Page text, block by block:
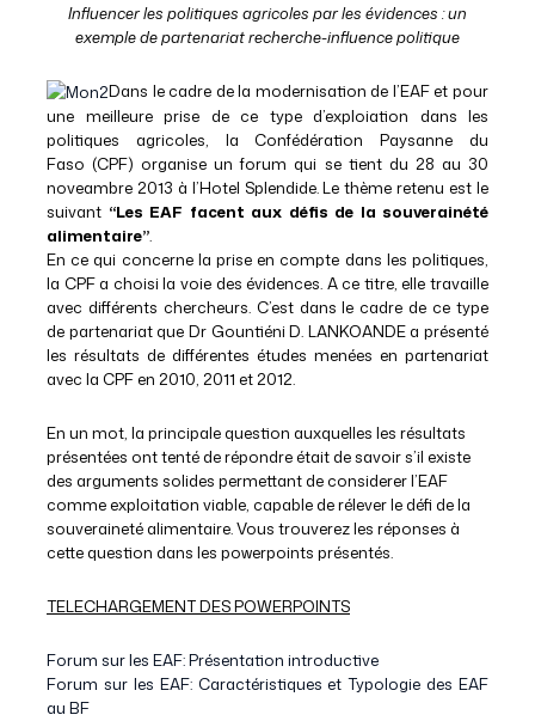
Influencer les politiques agricoles par les évidences : un
exemple de partenariat recherche-influence politique
Dans le cadre de la modernisation de l’EAF et pour
une meilleure prise de ce type d’exploiation dans les
politiques agricoles, la Confédération Paysanne du
Faso (CPF) organise un forum qui se tient du 28 au 30
noveambre 2013 à l’Hotel Splendide. Le thème retenu est le
suivant “Les EAF facent aux défis de la souverainété
alimentaire”.
En ce qui concerne la prise en compte dans les politiques,
la CPF a choisi la voie des évidences. A ce titre, elle travaille
avec différents chercheurs. C’est dans le cadre de ce type
de partenariat que Dr Gountiéni D. LANKOANDE a présenté
les résultats de différentes études menées en partenariat
avec la CPF en 2010, 2011 et 2012.
En un mot, la principale question auxquelles les résultats
présentées ont tenté de répondre était de savoir s’il existe
des arguments solides permettant de considerer l’EAF
comme exploitation viable, capable de rélever le défi de la
souveraineté alimentaire. Vous trouverez les réponses à
cette question dans les powerpoints présentés.
TELECHARGEMENT DES POWERPOINTS
Forum sur les EAF: Présentation introductive
Forum sur les EAF: Caractéristiques et Typologie des EAF
au BF